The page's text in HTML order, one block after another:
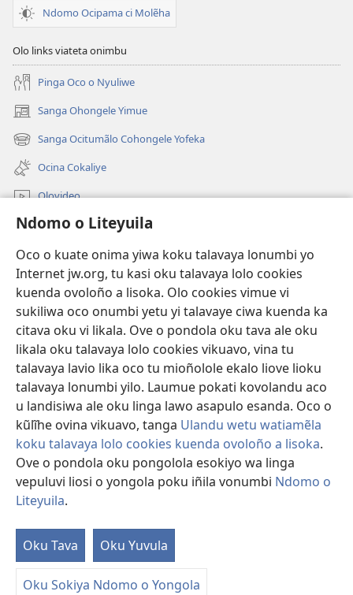
Ndomo o Liteyuila
Oco o kuate onima yiwa koku talavaya lonumbi yo
Internet jw.org, tu kasi oku talavaya lolo cookies
kuenda ovoloño a lisoka. Olo cookies vimue vi
sukiliwa oco onumbi yetu yi talavaye ciwa kuenda ka
citava oku vi likala. Ove o pondola oku tava ale oku
likala oku talavaya lolo cookies vikuavo, vina tu
talavaya lavio lika oco tu mioñolole ekalo liove lioku
talavaya lonumbi yilo. Laumue pokati kovolandu aco
u landisiwa ale oku linga lawo asapulo esanda. Oco o
kũlĩhe ovina vikuavo, tanga Ulandu wetu watiamẽla
koku talavaya lolo cookies kuenda ovoloño a lisoka.
Ove o pondola oku pongolola esokiyo wa linga
vepuluvi liosi o yongola poku iñila vonumbi Ndomo o
Liteyuila.
Oku Tava Oku Yuvula
Oku Sokiya Ndomo o Yongola
Ndomo Ocipama ci Molẽha
Olo links viateta onimbu
Pinga Oco o Nyuliwe
Sanga Ohongele Yimue
(yikula
onjanela
yokaliye)
Sanga Ocitumãlo Cohongele Yofeka
(yikula
onjanela
yokaliye)
Ocina Cokaliye
Olovideo
Videos with Audio Descriptions
Sandiliya
Ekuatiso
Olombanjaile
(yikula
onjanela
yokaliye)OCISELEKO CALIVULU VO INTERNET Colombangi Via
Yehova™
(yikula
onjanela
yokaliye)JW Hub
(yikula
onjanela
yokaliye)
OJW Library
LITEYUILA